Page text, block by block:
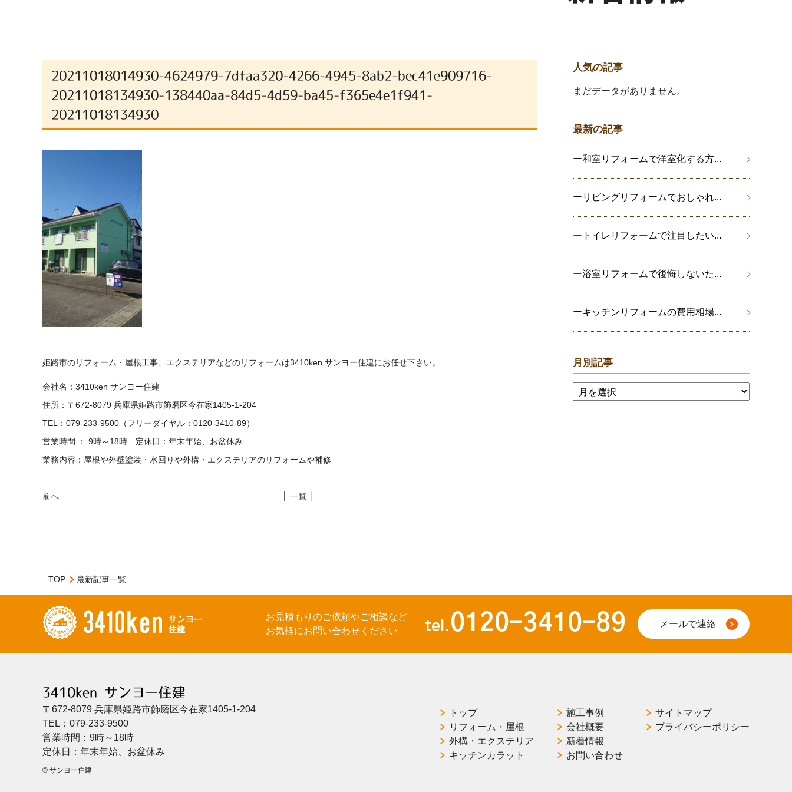
20211018014930-4624979-7dfaa320-4266-4945-8ab2-bec41e909716-
20211018134930-138440aa-84d5-4d59-ba45-f365e4e1f941-
20211018134930
姫路市のリフォーム・屋根工事、エクステリアなどのリフォームは3410ken サンヨー住建にお任せ下さい。
会社名：3410ken サンヨー住建
住所：〒672-8079 兵庫県姫路市飾磨区今在家1405-1-204
TEL：079-233-9500（フリーダイヤル：0120-3410-89）
営業時間 ： 9時～18時 定休日：年末年始、お盆休み
業務内容：屋根や外壁塗装・水回りや外構・エクステリアのリフォームや補修
前へ │ 一覧 │
人気の記事
まだデータがありません。
最新の記事
ー和室リフォームで洋室化する方...
ーリビングリフォームでおしゃれ...
ートイレリフォームで注目したい...
ー浴室リフォームで後悔しないた...
ーキッチンリフォームの費用相場...
月別記事
TOP 最新記事一覧
お見積もりのご依頼やご相談など
お気軽にお問い合わせください
tel.0120-3410-89 メールで連絡
3410ken サンヨー住建
〒672-8079 兵庫県姫路市飾磨区今在家1405-1-204
TEL：079-233-9500
営業時間：9時～18時
定休日：年末年始、お盆休み
© サンヨー住建
トップ
リフォーム・屋根
外構・エクステリア
キッチンカラット
施工事例
会社概要
新着情報
お問い合わせ
サイトマップ
プライバシーポリシー